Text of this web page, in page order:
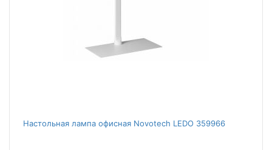
Настольная лампа офисная Novotech LEDO 359966